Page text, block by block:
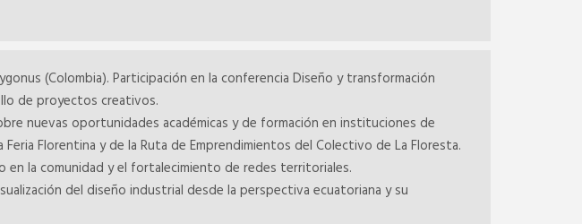
(Colombia). Participación en la conferencia Diseño y transformación
de proyectos creativos.
nuevas oportunidades académicas y de formación en instituciones de
Florentina y de la Ruta de Emprendimientos del Colectivo de La Floresta.
en la comunidad y el fortalecimiento de redes territoriales.
del diseño industrial desde la perspectiva ecuatoriana y su